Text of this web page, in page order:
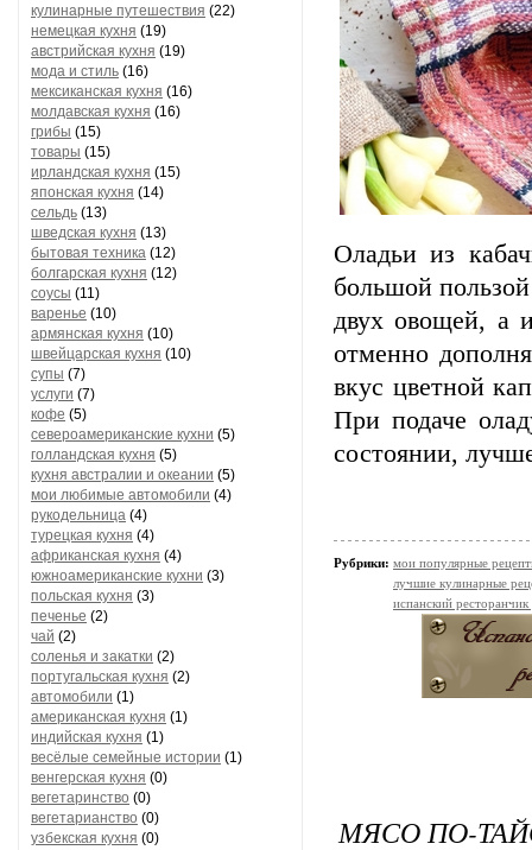
кулинарные путешествия (22)
немецкая кухня (19)
австрийская кухня (19)
мода и стиль (16)
мексиканская кухня (16)
молдавская кухня (16)
грибы (15)
товары (15)
ирландская кухня (15)
японская кухня (14)
сельдь (13)
шведская кухня (13)
бытовая техника (12)
болгарская кухня (12)
соусы (11)
варенье (10)
армянская кухня (10)
швейцарская кухня (10)
супы (7)
услуги (7)
кофе (5)
североамериканские кухни (5)
голландская кухня (5)
кухня австралии и океании (5)
мои любимые автомобили (4)
рукодельница (4)
турецкая кухня (4)
африканская кухня (4)
южноамериканские кухни (3)
польская кухня (3)
печенье (2)
чай (2)
соленья и закатки (2)
португальская кухня (2)
автомобили (1)
американская кухня (1)
индийская кухня (1)
весёлые семейные истории (1)
венгерская кухня (0)
вегетаринство (0)
вегетарианство (0)
узбекская кухня (0)
Оладьи из
большой
двух овощей, а
отменно
вкус цветной
При подаче
состоянии,
Рубрики: мои популярные
лучшие кулинарные
испанский
МЯСО ПО-